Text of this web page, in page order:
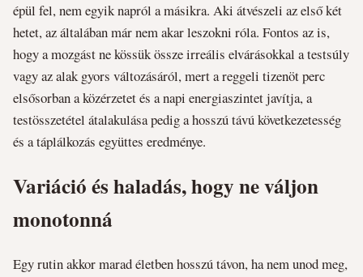
épül fel, nem egyik napról a másikra. Aki átvészeli az első két
hetet, az általában már nem akar leszokni róla. Fontos az is,
hogy a mozgást ne kössük össze irreális elvárásokkal a testsúly
vagy az alak gyors változásáról, mert a reggeli tizenöt perc
elsősorban a közérzetet és a napi energiaszintet javítja, a
testösszetétel átalakulása pedig a hosszú távú következetesség
és a táplálkozás együttes eredménye.
Variáció és haladás, hogy ne váljon
monotonná
Egy rutin akkor marad életben hosszú távon, ha nem unod meg,